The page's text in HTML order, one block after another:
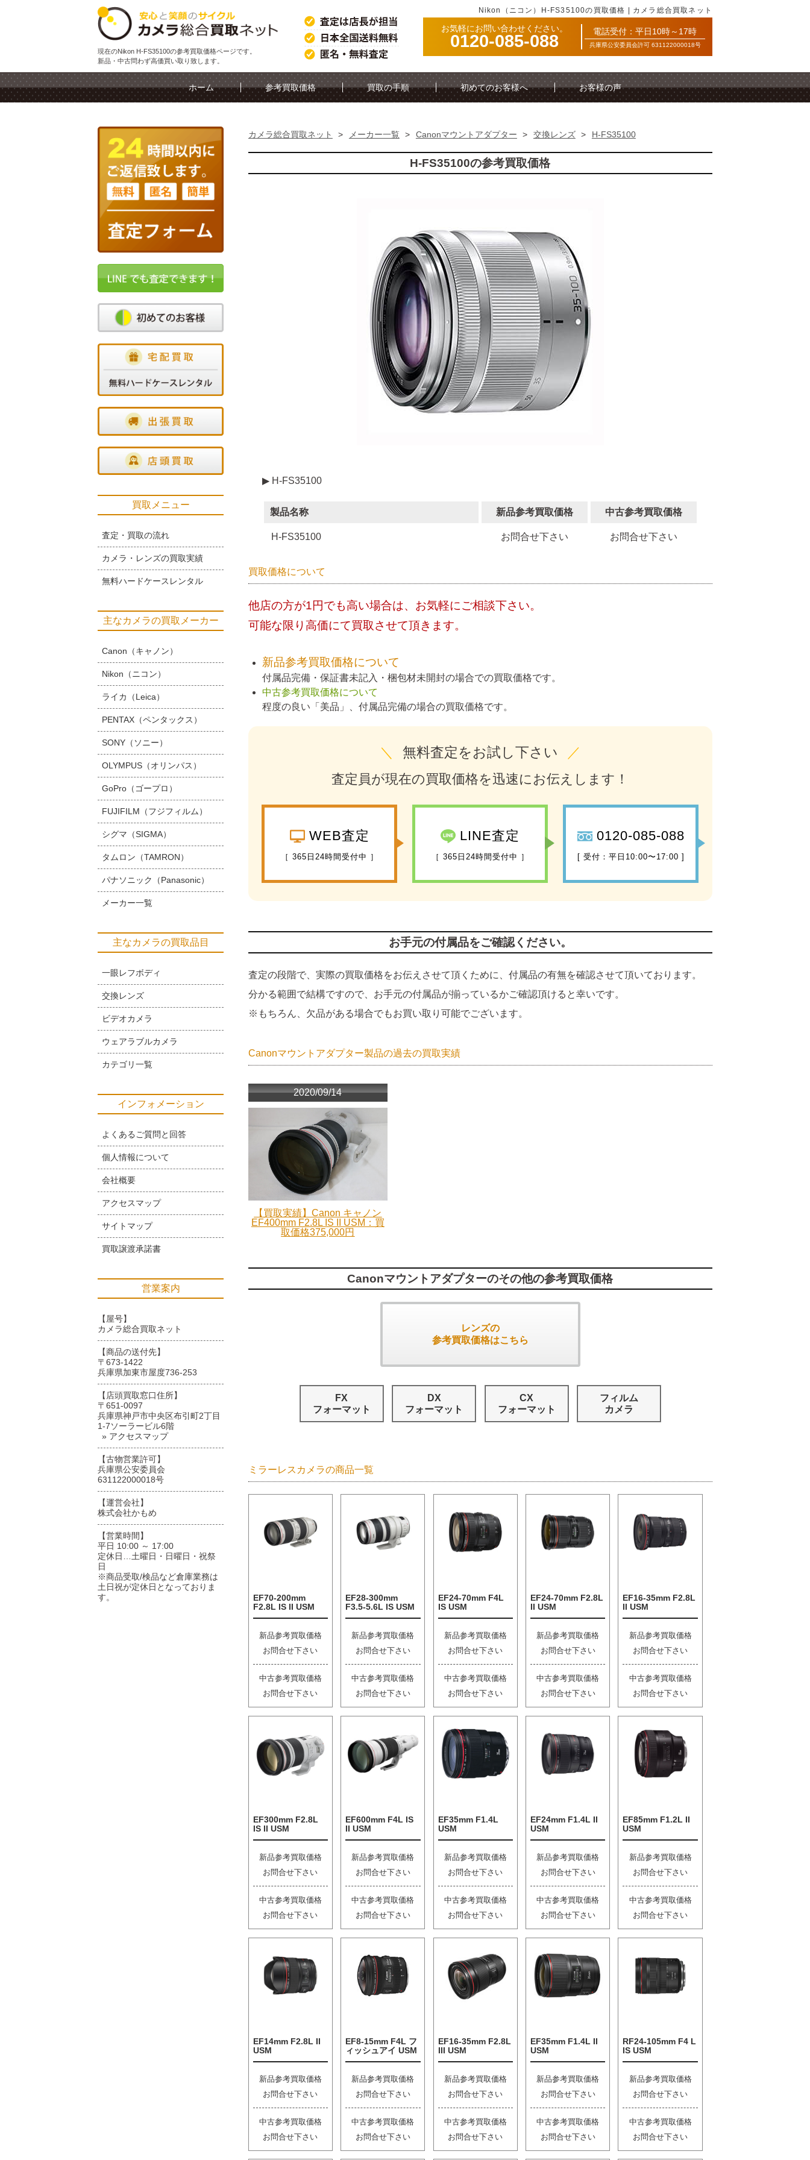
Nikon（ニコン）H-FS35100の買取価格 | カメラ総合買取ネット
現在のNikon H-FS35100の参考買取価格ページです。
新品・中古問わず高価買い取り致します。
お気軽にお問い合わせください。
0120-085-088 電話受付：平日10時～17時
兵庫県公安委員会許可 631122000018号
ホーム 参考買取価格 買取の手順 初めてのお客様へ お客様の声
カメラ総合買取ネット > メーカー一覧 > Canonマウントアダプター > 交換レンズ > H-FS35100
H-FS35100の参考買取価格
▶ H-FS35100
製品名称 新品参考買取価格 中古参考買取価格
H-FS35100 お問合せ下さい お問合せ下さい
買取価格について
他店の方が1円でも高い場合は、お気軽にご相談下さい。
可能な限り高価にて買取させて頂きます。
新品参考買取価格について
付属品完備・保証書未記入・梱包材未開封の場合での買取価格です。
中古参考買取価格について
程度の良い「美品」、付属品完備の場合の買取価格です。
＼ 無料査定をお試し下さい ／
査定員が現在の買取価格を迅速にお伝えします！
WEB査定
［ 365日24時間受付中 ］
LINE査定
［ 365日24時間受付中 ］
0120-085-088
[ 受付：平日10:00〜17:00 ]
お手元の付属品をご確認ください。
査定の段階で、実際の買取価格をお伝えさせて頂くために、付属品の有無を確認させて頂いております。
分かる範囲で結構ですので、お手元の付属品が揃っているかご確認頂けると幸いです。
※もちろん、欠品がある場合でもお買い取り可能でございます。
Canonマウントアダプター製品の過去の買取実績
2020/09/14
【買取実績】Canon キャノン
EF400mm F2.8L IS II USM：買
取価格375,000円
Canonマウントアダプターのその他の参考買取価格
レンズの
参考買取価格はこちら
FX
フォーマット
DX
フォーマット
CX
フォーマット
フィルム
カメラ
ミラーレスカメラの商品一覧
EF70-200mm
F2.8L IS II USM
新品参考買取価格
お問合せ下さい
中古参考買取価格
お問合せ下さい
EF28-300mm
F3.5-5.6L IS USM
新品参考買取価格
お問合せ下さい
中古参考買取価格
お問合せ下さい
EF24-70mm F4L
IS USM
新品参考買取価格
お問合せ下さい
中古参考買取価格
お問合せ下さい
EF24-70mm F2.8L
II USM
新品参考買取価格
お問合せ下さい
中古参考買取価格
お問合せ下さい
EF16-35mm F2.8L
II USM
新品参考買取価格
お問合せ下さい
中古参考買取価格
お問合せ下さい
EF300mm F2.8L
IS II USM
新品参考買取価格
お問合せ下さい
中古参考買取価格
お問合せ下さい
EF600mm F4L IS
II USM
新品参考買取価格
お問合せ下さい
中古参考買取価格
お問合せ下さい
EF35mm F1.4L
USM
新品参考買取価格
お問合せ下さい
中古参考買取価格
お問合せ下さい
EF24mm F1.4L II
USM
新品参考買取価格
お問合せ下さい
中古参考買取価格
お問合せ下さい
EF85mm F1.2L II
USM
新品参考買取価格
お問合せ下さい
中古参考買取価格
お問合せ下さい
EF14mm F2.8L II
USM
新品参考買取価格
お問合せ下さい
中古参考買取価格
お問合せ下さい
EF8-15mm F4L フ
ィッシュアイ USM
新品参考買取価格
お問合せ下さい
中古参考買取価格
お問合せ下さい
EF16-35mm F2.8L
III USM
新品参考買取価格
お問合せ下さい
中古参考買取価格
お問合せ下さい
EF35mm F1.4L II
USM
新品参考買取価格
お問合せ下さい
中古参考買取価格
お問合せ下さい
RF24-105mm F4 L
IS USM
新品参考買取価格
お問合せ下さい
中古参考買取価格
お問合せ下さい
買取メニュー
査定・買取の流れ
カメラ・レンズの買取実績
無料ハードケースレンタル
主なカメラの買取メーカー
Canon（キャノン）
Nikon（ニコン）
ライカ（Leica）
PENTAX（ペンタックス）
SONY（ソニー）
OLYMPUS（オリンパス）
GoPro（ゴープロ）
FUJIFILM（フジフィルム）
シグマ（SIGMA）
タムロン（TAMRON）
パナソニック（Panasonic）
メーカー一覧
主なカメラの買取品目
一眼レフボディ
交換レンズ
ビデオカメラ
ウェアラブルカメラ
カテゴリ一覧
インフォメーション
よくあるご質問と回答
個人情報について
会社概要
アクセスマップ
サイトマップ
買取譲渡承諾書
営業案内
【屋号】
カメラ総合買取ネット
【商品の送付先】
〒673-1422
兵庫県加東市屋度736-253
【店頭買取窓口住所】
〒651-0097
兵庫県神戸市中央区布引町2丁目
1-7ソーラービル6階
» アクセスマップ
【古物営業許可】
兵庫県公安委員会
631122000018号
【運営会社】
株式会社かもめ
【営業時間】
平日 10:00 ～ 17:00
定休日…土曜日・日曜日・祝祭
日
※商品受取/検品など倉庫業務は
土日祝が定休日となっておりま
す。